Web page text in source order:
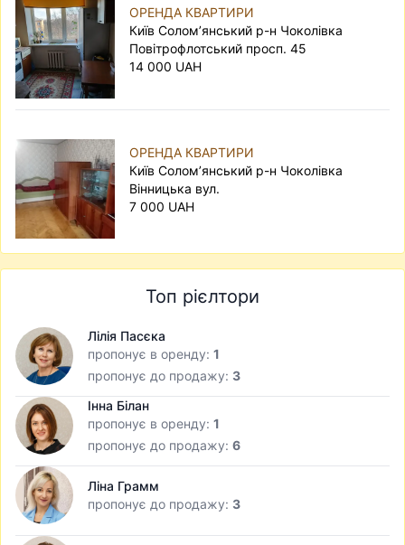
ОРЕНДА КВАРТИРИ
Київ Солом’янський р-н Чоколівка
Повітрофлотський просп. 45
14 000 UAH
ОРЕНДА КВАРТИРИ
Київ Солом’янський р-н Чоколівка
Вінницька вул.
7 000 UAH
Топ рієлтори
Лілія Пасєка
пропонує в оренду: 1
пропонує до продажу: 3
Інна Білан
пропонує в оренду: 1
пропонує до продажу: 6
Ліна Грамм
пропонує до продажу: 3